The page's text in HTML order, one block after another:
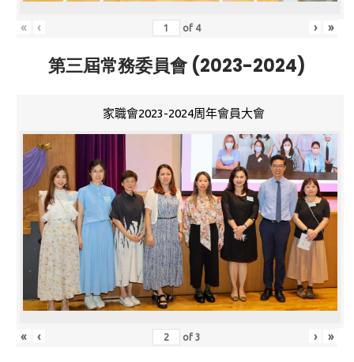
« ‹ of 4 › »
第三屆常務委員會 (2023-2024)
家職會2023-2024周年會員大會
« ‹ of3 › »